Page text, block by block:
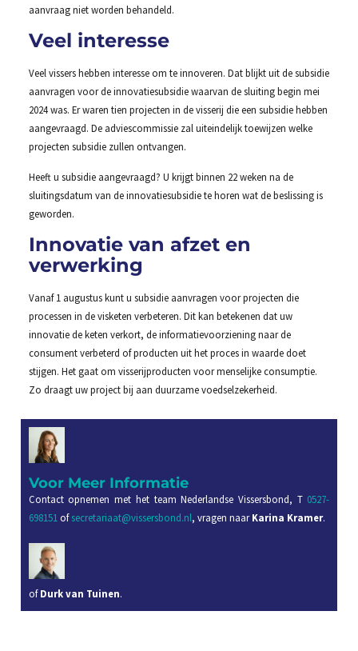
aanvraag niet worden behandeld.
Veel interesse
Veel vissers hebben interesse om te innoveren. Dat blijkt uit de subsidie
aanvragen voor de innovatiesubsidie waarvan de sluiting begin mei
2024 was. Er waren tien projecten in de visserij die een subsidie hebben
aangevraagd. De adviescommissie zal uiteindelijk toewijzen welke
projecten subsidie zullen ontvangen.
Heeft u subsidie aangevraagd? U krijgt binnen 22 weken na de
sluitingsdatum van de innovatiesubsidie te horen wat de beslissing is
geworden.
Innovatie van afzet en
verwerking
Vanaf 1 augustus kunt u subsidie aanvragen voor projecten die
processen in de visketen verbeteren. Dit kan betekenen dat uw
innovatie de keten verkort, de informatievoorziening naar de
consument verbeterd of producten uit het proces in waarde doet
stijgen. Het gaat om visserijproducten voor menselijke consumptie.
Zo draagt uw project bij aan duurzame voedselzekerheid.
Voor Meer Informatie
Contact opnemen met het team Nederlandse Vissersbond, T 0527-
698151 ofsecretariaat@vissersbond.nl, vragen naarKarina Kramer.
ofDurk van Tuinen.